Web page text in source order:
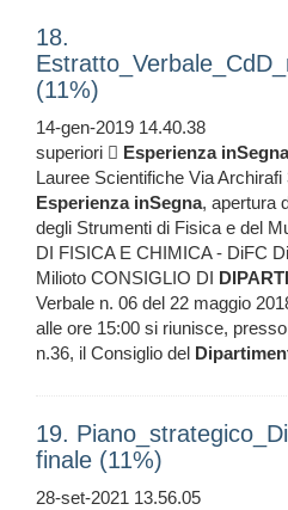
18.
(11%)
14-gen-2019 14.40.38
superiori  Esperienza inSegna
Lauree Scientifiche Via
Esperienza inSegna, apertura
degli Strumenti di Fisica e del
DI FISICA E CHIMICA - DiFC
Milioto CONSIGLIO DI
Verbale n. 06 del 22 maggio
alle ore 15:00 si riunisce,
n.36, il Consiglio del
19.
finale (11%)
28-set-2021 13.56.05